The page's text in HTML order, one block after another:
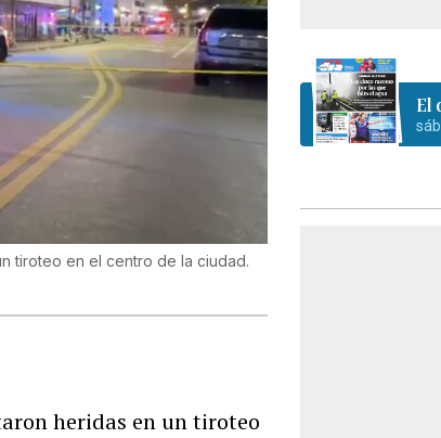
tiroteo en el centro de la ciudad.
heridas en un tiroteo
El